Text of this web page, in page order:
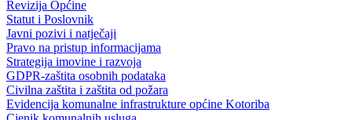
Revizija Općine
Statut i Poslovnik
Javni pozivi i natječaji
Pravo na pristup informacijama
Strategija imovine i razvoja
GDPR-zaštita osobnih podataka
Civilna zaštita i zaštita od požara
Evidencija komunalne infrastrukture općine Kotoriba